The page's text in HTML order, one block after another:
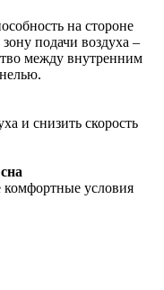
на стороне
подачи воздуха –
между внутренним
и снизить скорость
комфортные условия